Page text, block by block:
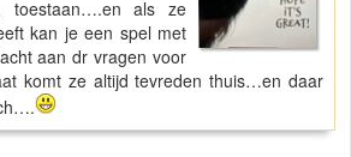
toestaan….en als ze
kan je een spel met
aan dr vragen voor
komt ze altijd tevreden thuis…en daar